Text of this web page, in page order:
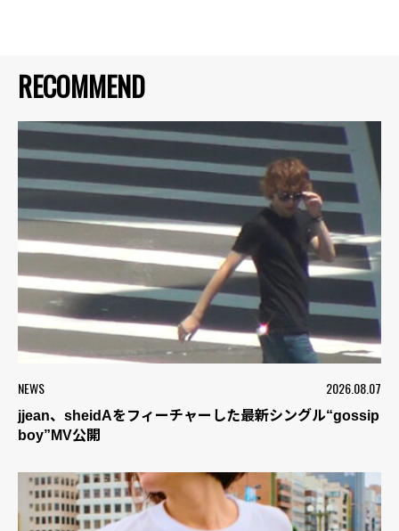
RECOMMEND
NEWS 2026.08.07
jjean、sheidAをフィーチャーした最新シングル“gossip
boy”MV公開